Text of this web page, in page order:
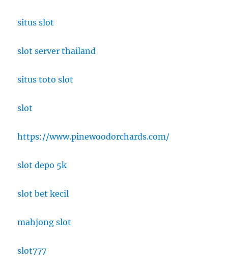
situs slot
slot server thailand
situs toto slot
slot
https://www.pinewoodorchards.com/
slot depo 5k
slot bet kecil
mahjong slot
slot777